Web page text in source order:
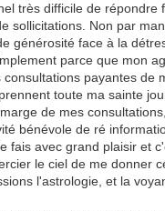
très difficile de répondre
sollicitations. Non par
générosité face à la
parce que mon
consultations payantes de
toute ma sainte
de mes
bénévole de ré
fais avec grand plaisir et
le ciel de me donner
l'astrologie, et la